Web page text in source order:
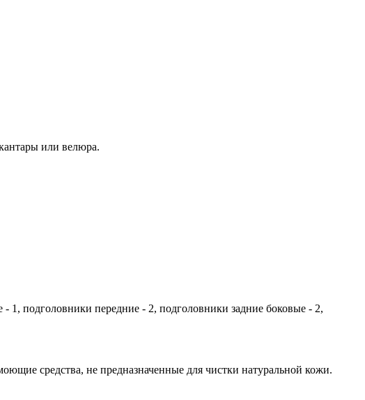
или велюра.
1, подголовники передние - 2, подголовники задние боковые - 2,
средства, не предназначенные для чистки натуральной кожи.